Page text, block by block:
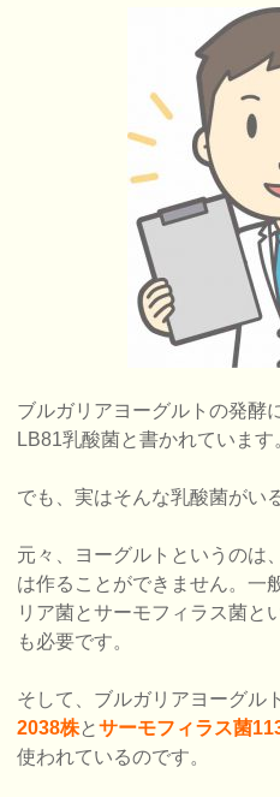
ブルガリアヨーグルトの発酵
LB81乳酸菌と書かれています
でも、実はそんな乳酸菌がい
元々、ヨーグルトというのは
は作ることができません。一
リア菌とサーモフィラス菌と
も必要です。
そして、ブルガリアヨーグル
2038株とサーモフィラス菌
使われているのです。